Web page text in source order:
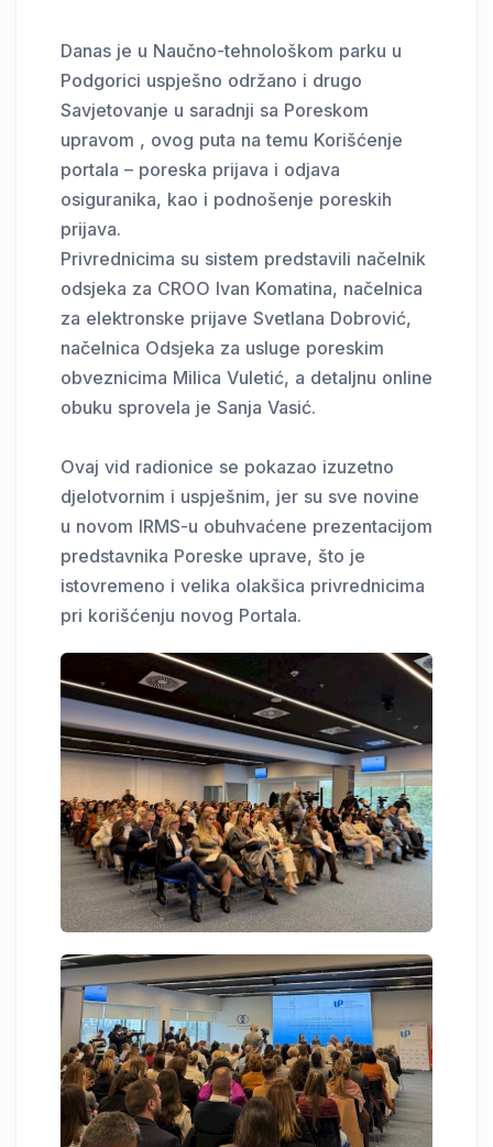
Danas je u Naučno-tehnološkom parku u
Podgorici uspješno održano i drugo
Savjetovanje u saradnji sa Poreskom
upravom , ovog puta na temu Korišćenje
portala – poreska prijava i odjava
osiguranika, kao i podnošenje poreskih
prijava.
Privrednicima su sistem predstavili načelnik
odsjeka za CROO Ivan Komatina, načelnica
za elektronske prijave Svetlana Dobrović,
načelnica Odsjeka za usluge poreskim
obveznicima Milica Vuletić, a detaljnu online
obuku sprovela je Sanja Vasić.
Ovaj vid radionice se pokazao izuzetno
djelotvornim i uspješnim, jer su sve novine
u novom IRMS-u obuhvaćene prezentacijom
predstavnika Poreske uprave, što je
istovremeno i velika olakšica privrednicima
pri korišćenju novog Portala.